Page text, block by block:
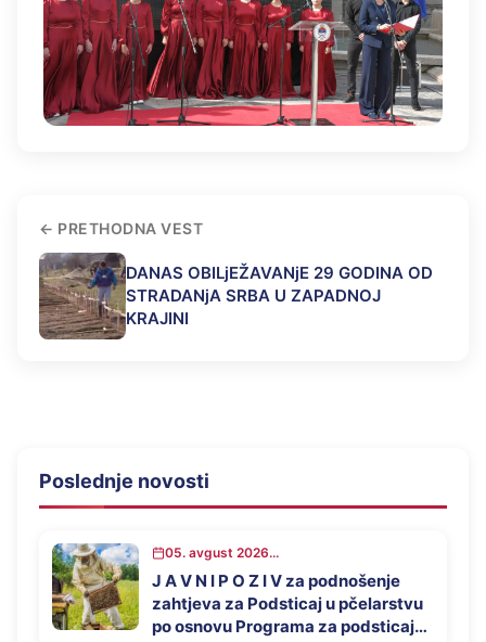
PRETHODNA VEST
DANAS OBILjEŽAVANjE 29 GODINA OD
STRADANjA SRBA U ZAPADNOJ
KRAJINI
Poslednje novosti
05. avgust 2026...
J A V N I P O Z I V za podnošenje
zahtjeva za Podsticaj u pčelarstvu
po osnovu Programa za podsticaj